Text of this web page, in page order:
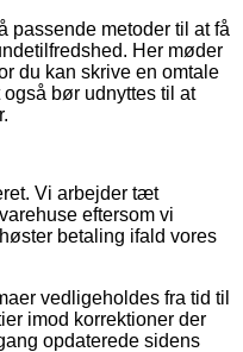
passende metoder til at få
Her møder
du kan skrive en omtale
bør udnyttes til at
Vi arbejder tæt
eftersom vi
betaling ifald vores
vedligeholdes fra tid til
imod korrektioner der
opdaterede sidens